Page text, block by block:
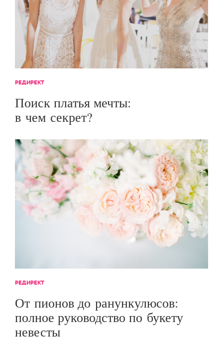
РЕДИРЕКТ
Поиск платья мечты:
в чем секрет?
РЕДИРЕКТ
От пионов до ранункулюсов:
полное руководство по букету
невесты